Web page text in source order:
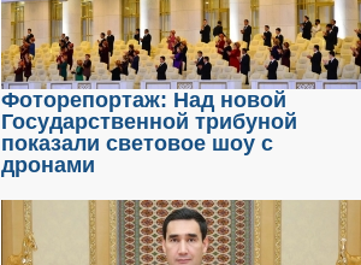
Фоторепортаж: Над новой
Государственной трибуной
показали световое шоу с
дронами